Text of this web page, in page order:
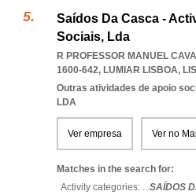
Saídos Da Casca -
Sociais, Lda
R PROFESSOR MANUEL
1600-642, LUMIAR LISBOA,
Outras atividades de apoio
LDA
Ver empresa Ver no
Matches in the search for:
Activity categories: ...SAÍDOS